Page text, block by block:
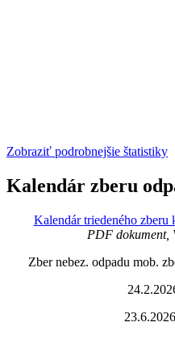
Zobraziť podrobnejšie štatistiky
Kalendár zberu
Kalendár triedeného zberu
PDF dokument,
Zber nebez. odpadu mob.